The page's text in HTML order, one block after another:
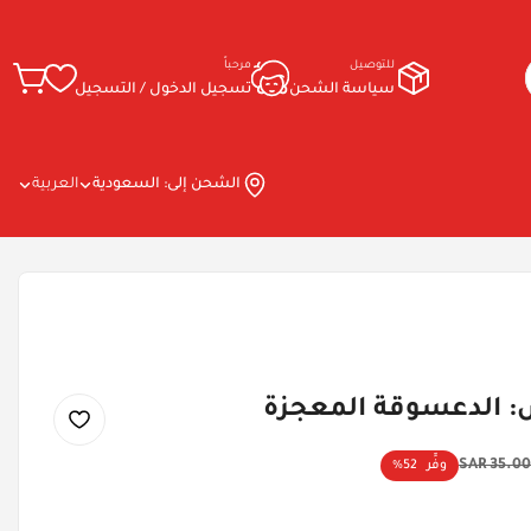
للتوصيل
سياسة الشحن
مرحباً
تسجيل الدخول / التسجيل
الشحن إلى: السعودية العربية
الدعسوقة المعجزة
35.00 SAR وفِّر 52%